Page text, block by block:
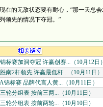
的无敌状态要有耐心，“那一天总会
领先的情况下夺冠。”
标赛加洞夺冠 许赢创赛...（10月12日
南2杆领先 许赢最低杆...（10月11日）
标赛 品牌代言人黄...（10月11日）
轮分组表 按前三两...（10月11日）
轮分组表 按前两轮...（10月10日）